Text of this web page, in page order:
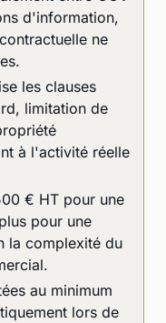
d'information,
ne
les clauses
limitation de
à l'activité réelle
€ HT pour une
pour une
la complexité du
au minimum
lors de